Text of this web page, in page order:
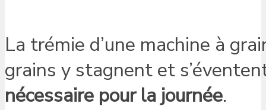
La trémie d’une machine à
grains y stagnent et
nécessaire pour la journée.